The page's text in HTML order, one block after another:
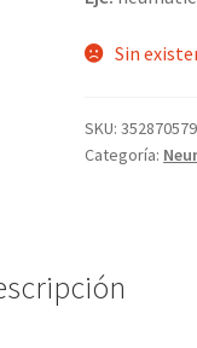
Sin
SKU:
Categoría: